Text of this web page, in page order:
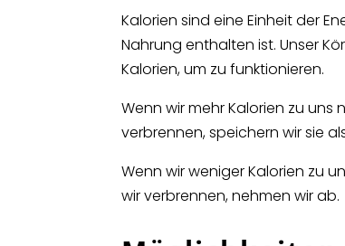
Kalorien sind eine Einheit der
Nahrung enthalten ist. Unser
Kalorien, um zu funktionieren.
Wenn wir mehr Kalorien zu uns
verbrennen, speichern wir sie
Wenn wir weniger Kalorien zu
wir verbrennen, nehmen wir ab.